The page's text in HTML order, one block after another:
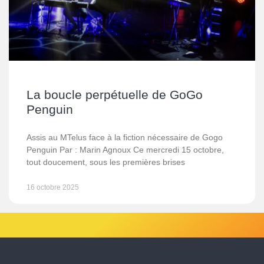
La boucle perpétuelle de GoGo
Penguin
Assis au MTelus face à la fiction nécessaire de Gogo
Penguin Par : Marin Agnoux Ce mercredi 15 octobre,
tout doucement, sous les premières brises
16 octobre 2025